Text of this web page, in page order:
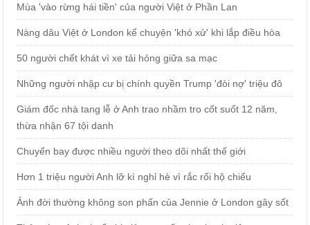
Mùa 'vào rừng hái tiền' của người Việt ở Phần Lan
Nàng dâu Việt ở London kể chuyện 'khó xử' khi lắp điều hòa
50 người chết khát vì xe tải hỏng giữa sa mạc
Những người nhập cư bị chính quyền Trump 'đòi nợ' triệu đô
Giám đốc nhà tang lễ ở Anh trao nhầm tro cốt suốt 12 năm,
thừa nhận 67 tội danh
Chuyến bay được nhiều người theo dõi nhất thế giới
Hơn 1 triệu người Anh lỡ kì nghỉ hè vì rắc rối hộ chiếu
Ảnh đời thường không son phấn của Jennie ở London gây sốt